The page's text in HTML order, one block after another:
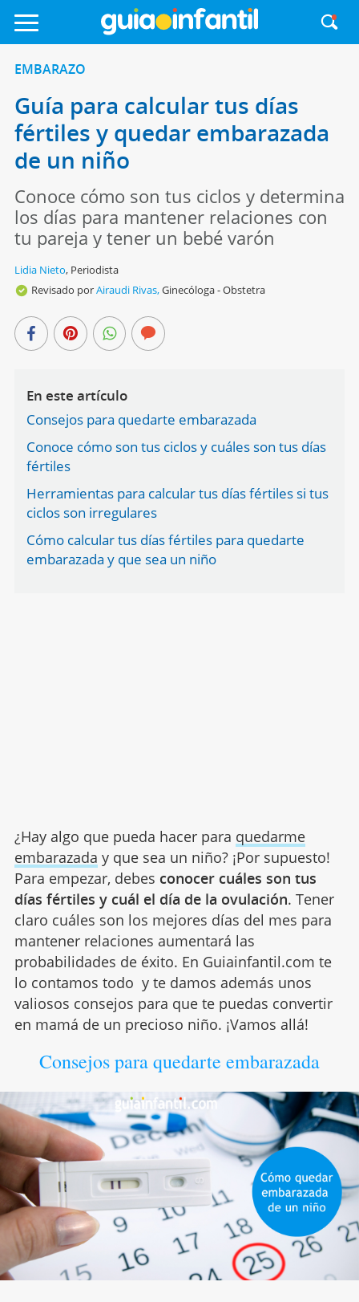
EMBARAZO
Guía para calcular tus días
fértiles y quedar embarazada
de un niño
Conoce cómo son tus ciclos y determina
los días para mantener relaciones con
tu pareja y tener un bebé varón
Lidia Nieto, Periodista
Revisado porAiraudi Rivas,Ginecóloga - Obstetra
En este artículo
Consejos para quedarte embarazada
Conoce cómo son tus ciclos y cuáles son tus días
fértiles
Herramientas para calcular tus días fértiles si tus
ciclos son irregulares
Cómo calcular tus días fértiles para quedarte
embarazada y que sea un niño
¿Hay algo que pueda hacer para quedarme
embarazada y que sea un niño? ¡Por supuesto!
Para empezar, debes conocer cuáles son tus
días fértiles y cuál el día de la ovulación. Tener
claro cuáles son los mejores días del mes para
mantener relaciones aumentará las
probabilidades de éxito. En Guiainfantil.com te
lo contamos todo y te damos además unos
valiosos consejos para que te puedas convertir
en mamá de un precioso niño. ¡Vamos allá!
Consejos para quedarte embarazada